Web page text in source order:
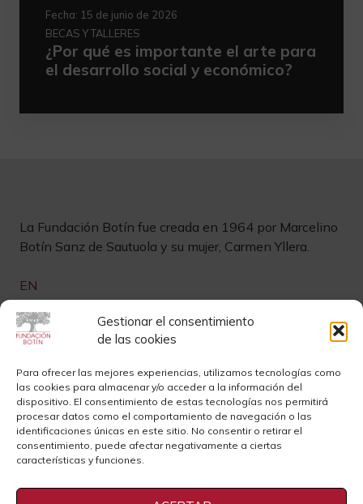
Gestionar el consentimiento
de las cookies
Para ofrecer las mejores experiencias, utilizamos tecnologías como
las cookies para almacenar y/o acceder a la información del
dispositivo. El consentimiento de estas tecnologías nos permitirá
procesar datos como el comportamiento de navegación o las
identificaciones únicas en este sitio. No consentir o retirar el
consentimiento, puede afectar negativamente a ciertas
características y funciones.
Fecha: 15 de junio de 2026
BECAS Y TALLERES
¿Por qué es importante el arte para
el desarrollo social y económico?
La Fundación Botín fue creada en 1964 por Marcelino
Botín Sanz de Sautuola y su mujer, Carmen Yllera.
EN
Links de interés
Contacto
Sedes
Sala de Prensa
Privacidad
Instagram
Youtube